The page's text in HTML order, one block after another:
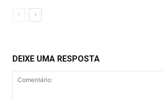
DEIXE UMA RESPOSTA